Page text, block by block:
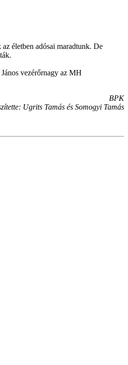
életben adósai maradtunk. De
vezérőrnagy az MH
BPK
Ugrits Tamás és Somogyi Tamás